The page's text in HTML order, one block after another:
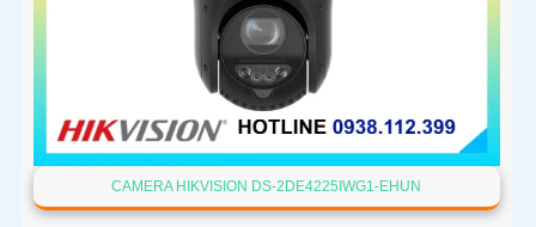
CAMERA HIKVISION DS-2DE4225IWG1-EHUN